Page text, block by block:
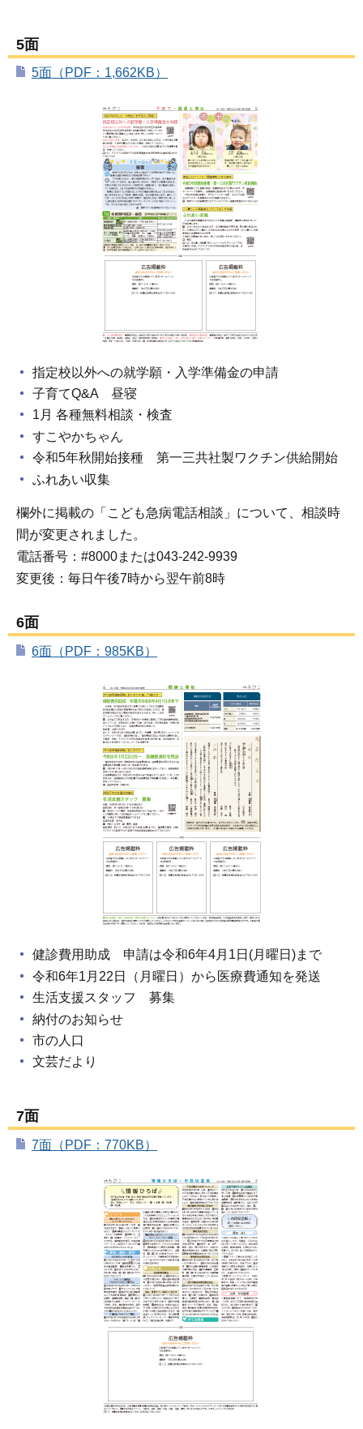
5面
5面（PDF：1,662KB）
指定校以外への就学願・入学準備金の申請
子育てQ&A 昼寝
1月 各種無料相談・検査
すこやかちゃん
令和5年秋開始接種 第一三共社製ワクチン供給開始
ふれあい収集
欄外に掲載の「こども急病電話相談」について、相談時
間が変更されました。
電話番号：#8000または043-242-9939
変更後：毎日午後7時から翌午前8時
6面
6面（PDF：985KB）
健診費用助成 申請は令和6年4月1日(月曜日)まで
令和6年1月22日（月曜日）から医療費通知を発送
生活支援スタッフ 募集
納付のお知らせ
市の人口
文芸だより
7面
7面（PDF：770KB）